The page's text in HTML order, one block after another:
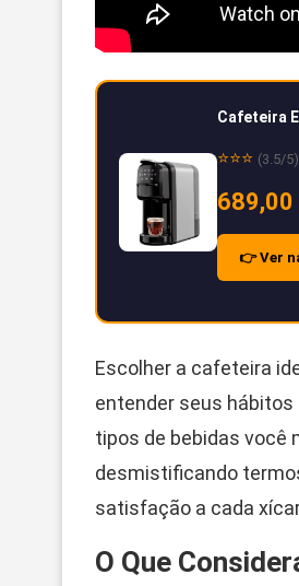
Cafeteira
⭐⭐⭐ (3.5/5)
689,00
👉 Ver
Escolher a cafeteira
entender seus hábitos
tipos de bebidas você
desmistificando
satisfação a cada
O Que